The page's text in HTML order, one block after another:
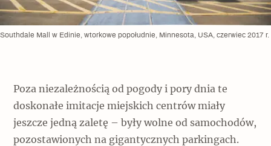
Southdale Mall w Edinie, wtorkowe popołudnie, Minnesota, USA, czerwiec 2017 r.
Poza niezależnością od pogody i pory dnia te
doskonałe imitacje miejskich centrów miały
jeszcze jedną zaletę – były wolne od samochodów,
pozostawionych na gigantycznych parkingach.